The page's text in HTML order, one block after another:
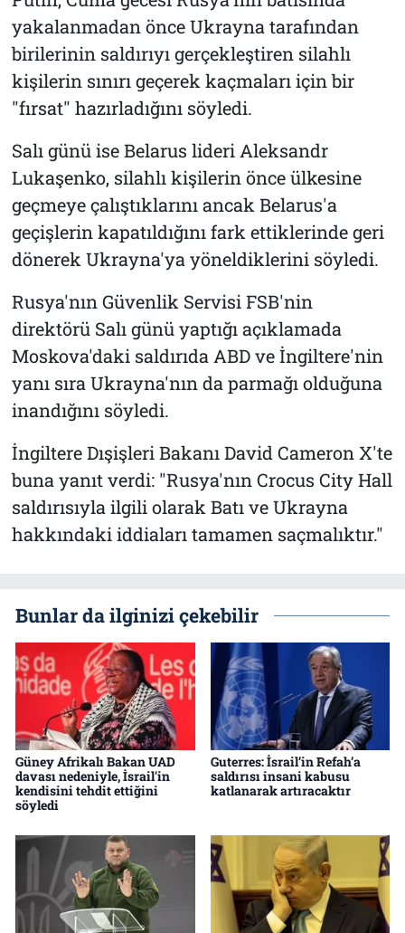
yakalanmadan önce Ukrayna tarafından
birilerinin saldırıyı gerçekleştiren silahlı
kişilerin sınırı geçerek kaçmaları için bir
"fırsat" hazırladığını söyledi.
Salı günü ise Belarus lideri Aleksandr
Lukaşenko, silahlı kişilerin önce ülkesine
geçmeye çalıştıklarını ancak Belarus'a
geçişlerin kapatıldığını fark ettiklerinde geri
dönerek Ukrayna'ya yöneldiklerini söyledi.
Rusya'nın Güvenlik Servisi FSB'nin
direktörü Salı günü yaptığı açıklamada
Moskova'daki saldırıda ABD ve İngiltere'nin
yanı sıra Ukrayna'nın da parmağı olduğuna
inandığını söyledi.
İngiltere Dışişleri Bakanı David Cameron X'te
buna yanıt verdi: "Rusya'nın Crocus City Hall
saldırısıyla ilgili olarak Batı ve Ukrayna
hakkındaki iddiaları tamamen saçmalıktır."
Bunlar da ilginizi çekebilir
Güney Afrikalı Bakan UAD
davası nedeniyle, İsrail'in
kendisini tehdit ettiğini
söyledi
Guterres: İsrail’in Refah’a
saldırısı insani kabusu
katlanarak artıracaktır